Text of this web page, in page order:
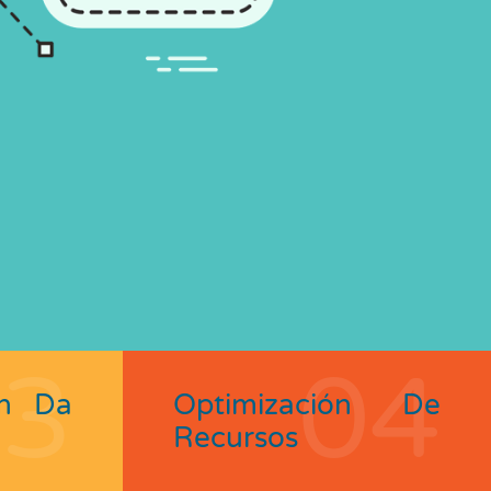
Da
Optimización De
Recursos04